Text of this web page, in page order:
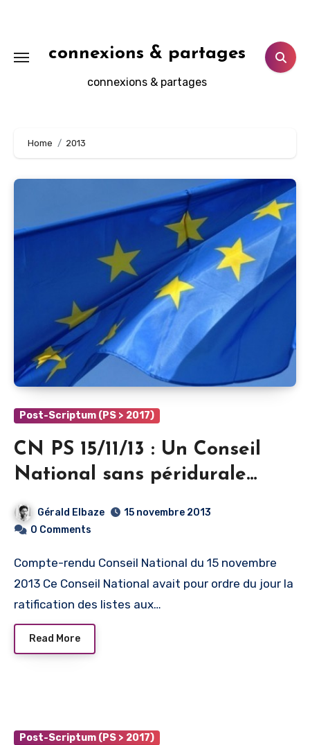
principal
connexions & partages
connexions & partages
Home 2013
Post-Scriptum (PS > 2017)
CN PS 15/11/13 : Un Conseil
National sans péridurale…
Gérald Elbaze
15 novembre 2013
0 Comments
Compte-rendu Conseil National du 15 novembre
2013 Ce Conseil National avait pour ordre du jour la
ratification des listes aux…
Read More
Post-Scriptum (PS > 2017)